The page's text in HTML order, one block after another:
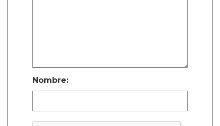
Nombre: